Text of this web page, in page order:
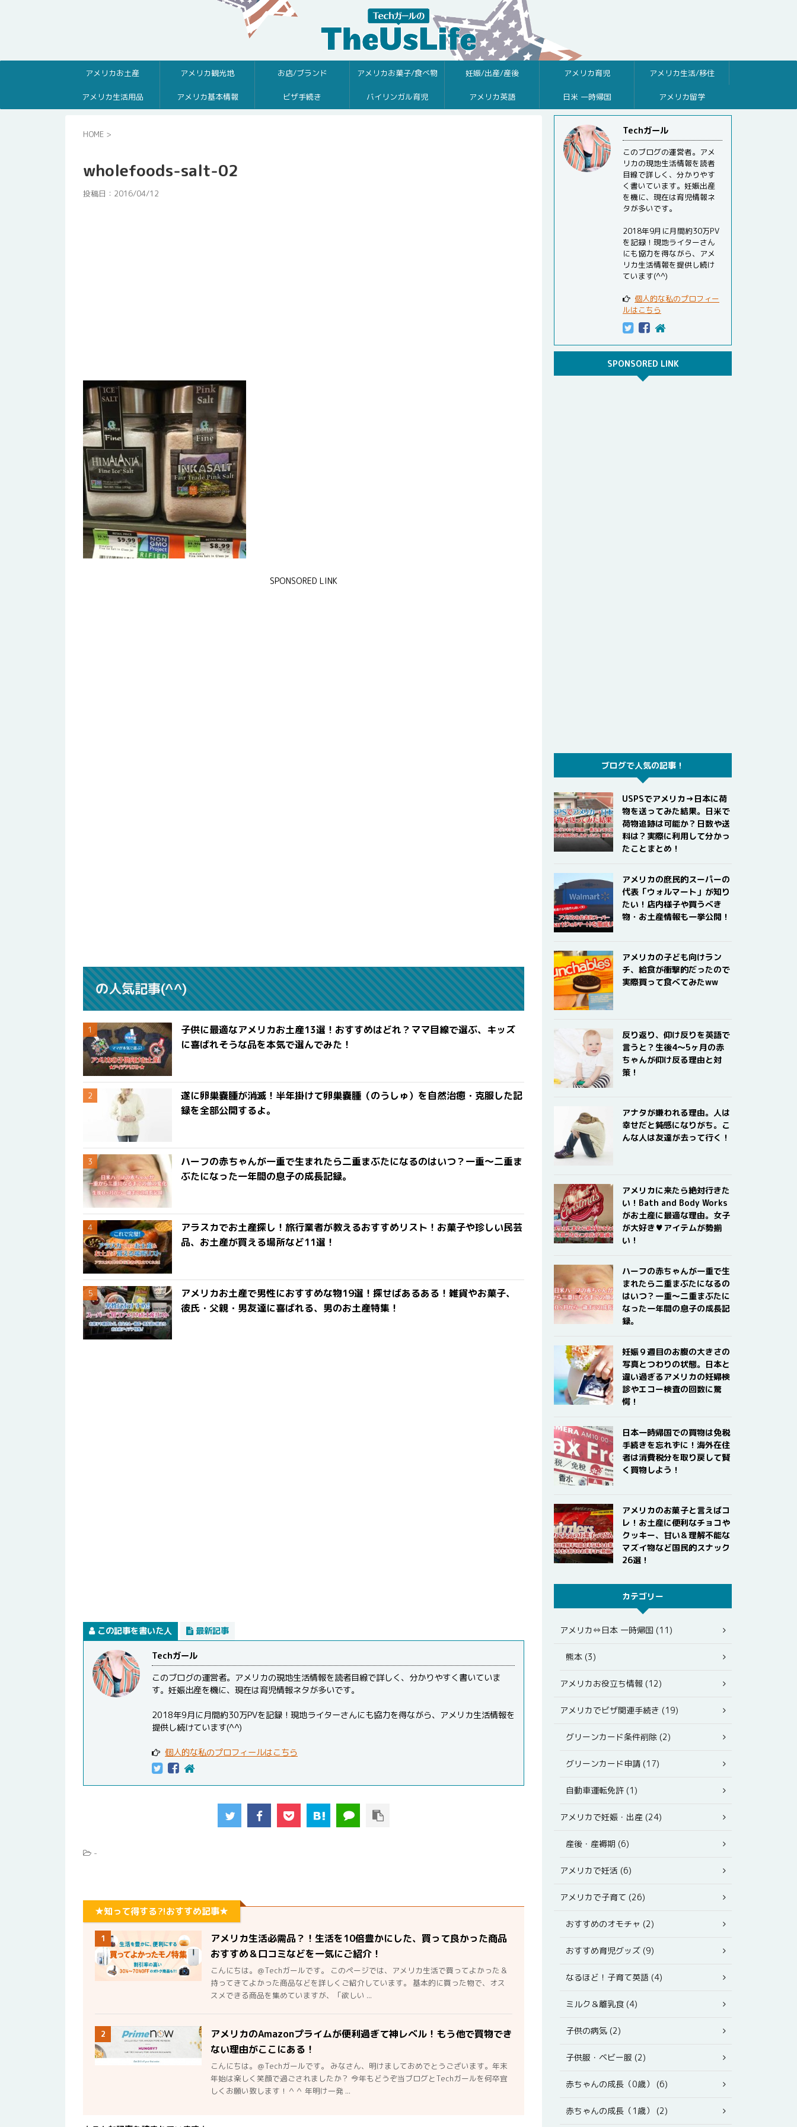
アメリカお土産 アメリカ観光地 お店/ブランド アメリカお菓子/食べ物 妊娠/出産/産後 アメリカ育児 アメリカ生活/移住
アメリカ生活用品 アメリカ基本情報 ビザ手続き バイリンガル育児 アメリカ英語 日米 一時帰国 アメリカ留学
HOME >
wholefoods-salt-02
投稿日： 2016/04/12
SPONSORED LINK
の人気記事(^^)
子供に最適なアメリカお土産13選！おすすめはどれ？ママ目線で選ぶ、キッズ
に喜ばれそうな品を本気で選んでみた！
遂に卵巣嚢腫が消滅！半年掛けて卵巣嚢腫（のうしゅ）を自然治癒・克服した記
録を全部公開するよ。
ハーフの赤ちゃんが一重で生まれたら二重まぶたになるのはいつ？一重〜二重ま
ぶたになった一年間の息子の成長記録。
アラスカでお土産探し！旅行業者が教えるおすすめリスト！お菓子や珍しい民芸
品、お土産が買える場所など11選！
アメリカお土産で男性におすすめな物19選！探せばあるある！雑貨やお菓子、
彼氏・父親・男友達に喜ばれる、男のお土産特集！
この記事を書いた人 最新記事
Techガール
このブログの運営者。アメリカの現地生活情報を読者目線で詳しく、分かりやすく書いていま
す。妊娠出産を機に、現在は育児情報ネタが多いです。
2018年9月に月間約30万PVを記録！現地ライターさんにも協力を得ながら、アメリカ生活情報を
提供し続けています(^^)
個人的な私のプロフィールはこちら
-
★知って得する?!おすすめ記事★
1
アメリカ生活必需品？！生活を10倍豊かにした、買って良かった商品
おすすめ＆口コミなどを一気にご紹介！
こんにちは。＠Techガールです。 このページでは、アメリカ生活で買ってよかった＆
持ってきてよかった商品などを詳しくご紹介しています。 基本的に買った物で、オス
スメできる商品を集めていますが、「欲しい ...
2
アメリカのAmazonプライムが便利過ぎて神レベル！もう他で買物でき
ない理由がここにある！
こんにちは。＠Techガールです。 みなさん、明けましておめでとうございます。年末
年始は楽しく笑顔で過ごされましたか？ 今年もどうぞ当ブログとTechガールを何卒宜
しくお願い致します！＾＾ 年明け一発 ...
Techガール
このブログの運営者。アメ
リカの現地生活情報を読者
目線で詳しく、分かりやす
く書いています。妊娠出産
を機に、現在は育児情報ネ
タが多いです。
2018年9月に月間約30万PV
を記録！現地ライターさん
にも協力を得ながら、アメ
リカ生活情報を提供し続け
ています(^^)
個人的な私のプロフィー
ルはこちら
SPONSORED LINK
ブログで人気の記事！
USPSでアメリカ→日本に荷
物を送ってみた結果。日米で
荷物追跡は可能か？日数や送
料は？実際に利用して分かっ
たことまとめ！
アメリカの庶民的スーパーの
代表「ウォルマート」が知り
たい！店内様子や買うべき
物・お土産情報も一挙公開！
アメリカの子ども向けラン
チ、給食が衝撃的だったので
実際買って食べてみたww
反り返り、仰け反りを英語で
言うと？生後4〜5ヶ月の赤
ちゃんが仰け反る理由と対
策！
アナタが嫌われる理由。人は
幸せだと鈍感になりがち。こ
んな人は友達が去って行く！
アメリカに来たら絶対行きた
い！Bath and Body Works
がお土産に最適な理由。女子
が大好き♥アイテムが勢揃
い！
ハーフの赤ちゃんが一重で生
まれたら二重まぶたになるの
はいつ？一重〜二重まぶたに
なった一年間の息子の成長記
録。
妊娠９週目のお腹の大きさの
写真とつわりの状態。日本と
違い過ぎるアメリカの妊婦検
診やエコー検査の回数に驚
愕！
日本一時帰国での買物は免税
手続きを忘れずに！海外在住
者は消費税分を取り戻して賢
く買物しよう！
アメリカのお菓子と言えばコ
レ！お土産に便利なチョコや
クッキー、甘い＆理解不能な
マズイ物など国民的スナック
26選！
カテゴリー
アメリカ⇔日本 一時帰国 (11)
熊本 (3)
アメリカお役立ち情報 (12)
アメリカでビザ関連手続き (19)
グリーンカード条件削除 (2)
グリーンカード申請 (17)
自動車運転免許 (1)
アメリカで妊娠・出産 (24)
産後・産褥期 (6)
アメリカで妊活 (6)
アメリカで子育て (26)
おすすめのオモチャ (2)
おすすめ育児グッズ (9)
なるほど！子育て英語 (4)
ミルク＆離乳食 (4)
子供の病気 (2)
子供服・ベビー服 (2)
赤ちゃんの成長（0歳） (6)
赤ちゃんの成長（1歳） (2)